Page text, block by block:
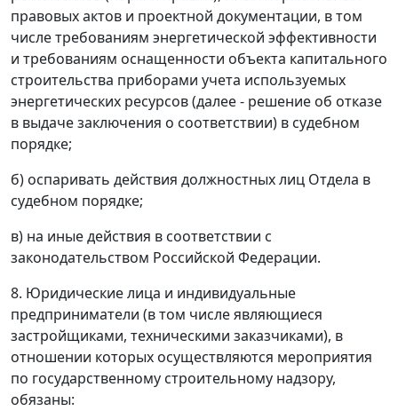
правовых актов и проектной документации, в том
числе требованиям энергетической эффективности
и требованиям оснащенности объекта капитального
строительства приборами учета используемых
энергетических ресурсов (далее - решение об отказе
в выдаче заключения о соответствии) в судебном
порядке;
б) оспаривать действия должностных лиц Отдела в
судебном порядке;
в) на иные действия в соответствии с
законодательством Российской Федерации.
8. Юридические лица и индивидуальные
предприниматели (в том числе являющиеся
застройщиками, техническими заказчиками), в
отношении которых осуществляются мероприятия
по государственному строительному надзору,
обязаны: